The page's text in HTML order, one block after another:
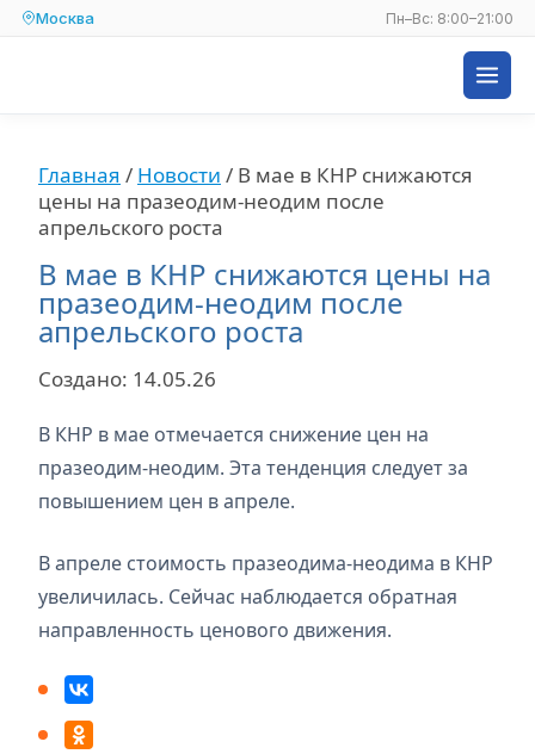
Москва Пн–Вс: 8:00–21:00
Главная / Новости / В мае в КНР снижаются
цены на празеодим-неодим после
апрельского роста
В мае в КНР снижаются цены на
празеодим-неодим после
апрельского роста
Создано: 14.05.26
В КНР в мае отмечается снижение цен на
празеодим-неодим. Эта тенденция следует за
повышением цен в апреле.
В апреле стоимость празеодима-неодима в КНР
увеличилась. Сейчас наблюдается обратная
направленность ценового движения.